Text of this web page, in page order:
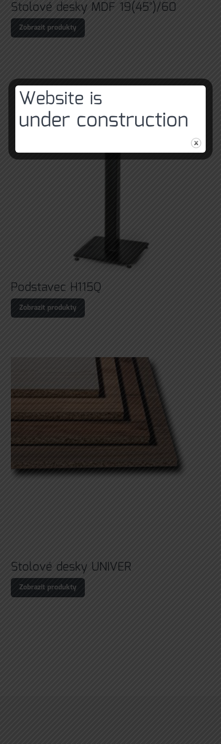
Stolové desky MDF 19(45°)/60
Zobrazit produkty
Podstavec H115Q
Zobrazit produkty
Stolové desky UNIVER
Zobrazit produkty
Website is
under construction